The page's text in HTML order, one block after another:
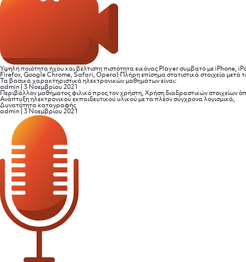
Υψηλή ποιότητα ήχου και βέλτιστη πιστότητα εικόνας Player συμβατό με
Firefox, Google Chrome, Safari, Opera) Πλήρη επίσημα στατιστικά στοιχεία μετά
Τα βασικά χαρακτηριστικά ηλεκτρονικών μαθημάτων είναι:
admin
3 Νοεμβρίου 2021
Περιβάλλον μαθήματος φιλικό προς τον χρήστη, Χρήση διαδραστικών στοιχείων
Ανάπτυξη ηλεκτρονικού εκπαιδευτικού υλικού με τα πλέον σύγχρονα λογισμικά,
Δυνατότητα καταγραφής
admin
3 Νοεμβρίου 2021